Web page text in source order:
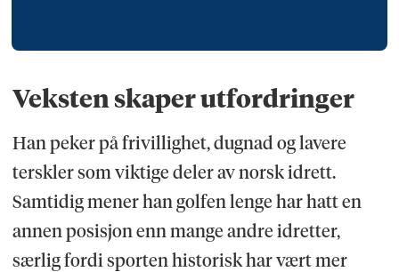
Veksten skaper utfordringer
Han peker på frivillighet, dugnad og lavere
terskler som viktige deler av norsk idrett.
Samtidig mener han golfen lenge har hatt en
annen posisjon enn mange andre idretter,
særlig fordi sporten historisk har vært mer